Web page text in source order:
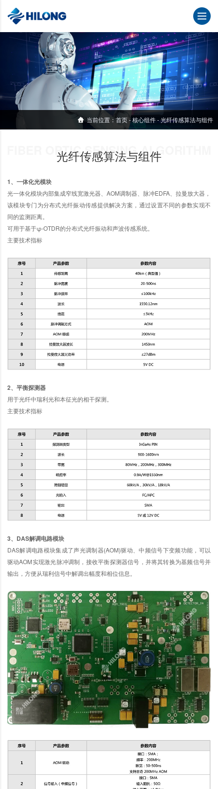
当前位置：首页-核心组件-光纤传感算法与组件
光纤传感算法与组件
FIBER OPTIC SENSING ALGORITHM
1、一体化光模块
光一体化模块内部集成窄线宽激光器、AOM调制器、脉冲EDFA、拉曼放大器，
该模块专门为分布式光纤振动传感提供解决方案，通过设置不同的参数实现不
同的监测距离。
可用于基于φ-OTDR的分布式光纤振动和声波传感系统。
主要技术指标
2、平衡探测器
用于光纤中瑞利光和本征光的相干探测。
主要技术指标
3、DAS解调电路模块
DAS解调电路模块集成了声光调制器(AOM)驱动、中频信号下变频功能，可以
驱动AOM实现激光脉冲调制，接收平衡探测器信号，并将其转换为基频信号并
输出，方便从瑞利信号中解调出幅度和相位信息。